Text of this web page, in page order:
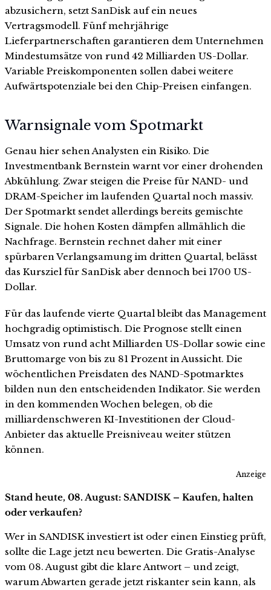
abzusichern, setzt SanDisk auf ein neues
Vertragsmodell. Fünf mehrjährige
Lieferpartnerschaften garantieren dem Unternehmen
Mindestumsätze von rund 42 Milliarden US-Dollar.
Variable Preiskomponenten sollen dabei weitere
Aufwärtspotenziale bei den Chip-Preisen einfangen.
Warnsignale vom Spotmarkt
Genau hier sehen Analysten ein Risiko. Die
Investmentbank Bernstein warnt vor einer drohenden
Abkühlung. Zwar steigen die Preise für NAND- und
DRAM-Speicher im laufenden Quartal noch massiv.
Der Spotmarkt sendet allerdings bereits gemischte
Signale. Die hohen Kosten dämpfen allmählich die
Nachfrage. Bernstein rechnet daher mit einer
spürbaren Verlangsamung im dritten Quartal, belässt
das Kursziel für SanDisk aber dennoch bei 1700 US-
Dollar.
Für das laufende vierte Quartal bleibt das Management
hochgradig optimistisch. Die Prognose stellt einen
Umsatz von rund acht Milliarden US-Dollar sowie eine
Bruttomarge von bis zu 81 Prozent in Aussicht. Die
wöchentlichen Preisdaten des NAND-Spotmarktes
bilden nun den entscheidenden Indikator. Sie werden
in den kommenden Wochen belegen, ob die
milliardenschweren KI-Investitionen der Cloud-
Anbieter das aktuelle Preisniveau weiter stützen
können.
Anzeige
Stand heute, 08. August: SANDISK – Kaufen, halten
oder verkaufen?
Wer in SANDISK investiert ist oder einen Einstieg prüft,
sollte die Lage jetzt neu bewerten. Die Gratis-Analyse
vom 08. August gibt die klare Antwort – und zeigt,
warum Abwarten gerade jetzt riskanter sein kann, als